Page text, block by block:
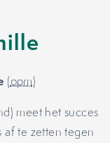
(opm)
meet het succes
af te zetten tegen